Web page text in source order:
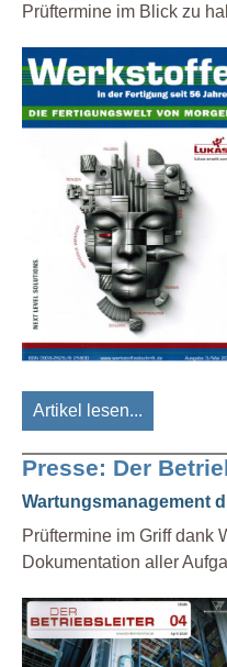
Prüftermine im Blick zu
Artikel lesen...
Presse: Der
Wartungsmanagement
Prüftermine im Griff dank
Dokumentation aller